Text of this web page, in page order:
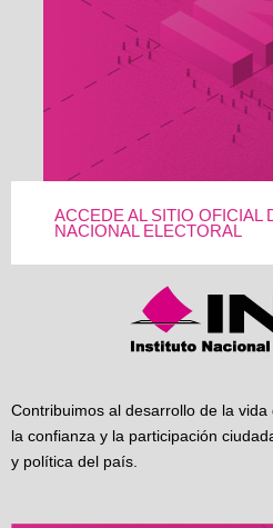
ACCEDE AL SITIO OFICIAL
NACIONAL ELECTORAL
Contribuimos al desarrollo de la
la confianza y la participación
y política del país.